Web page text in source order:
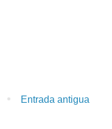
Entrada antigua